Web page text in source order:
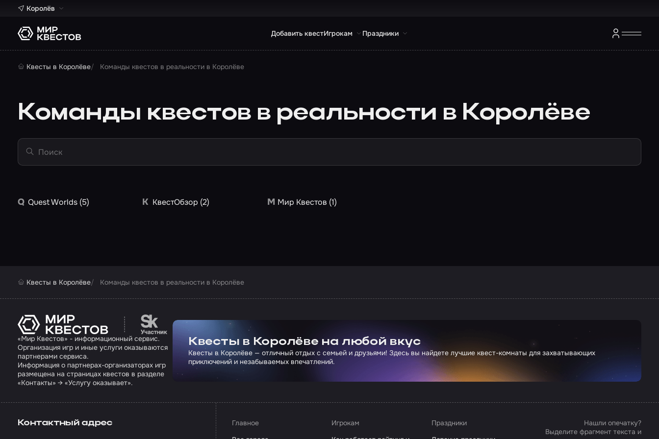
Королёв
Добавить квестИгрокам Праздники
Квесты в Королёве Команды квестов в реальности в Королёве
Команды квестов в реальности в Королёве
Поиск
Q Quest Worlds (5) К КвестОбзор (2) М Мир Квестов (1)
Квесты в Королёве Команды квестов в реальности в Королёве
Перейти на сайт партнера Сколково
«Мир Квестов» - информационный сервис.
Организация игр и иные услуги оказываются
партнерами сервиса.
Информация о партнерах-организаторах игр
размещена на страницах квестов в разделе
«Контакты» → «Услугу оказывает».
Квесты в Королёве на любой вкус
Квесты в Королёве — отличный отдых с семьей и друзьями! Здесь вы найдете лучшие квест-комнаты для захватывающих
приключений и незабываемых впечатлений.
Контактный адрес
Главное
Игрокам
Праздники
Нашли опечатку?
Выделите фрагмент текста и